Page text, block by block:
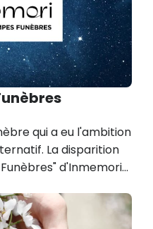
qui a eu l'ambition
La disparition
d'Inmemori
de la famille et
Retour sur le